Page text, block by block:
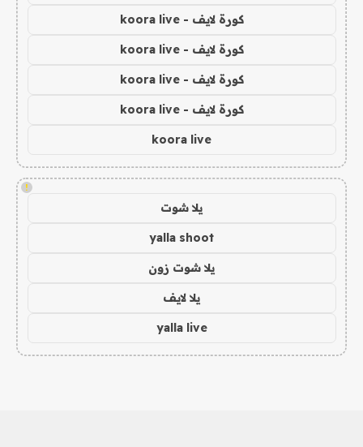
كورة لايف - koora live
كورة لايف - koora live
كورة لايف - koora live
كورة لايف - koora live
koora live
!
يلا شوت
yalla shoot
يلا شوت زون
يلا لايف
yalla live